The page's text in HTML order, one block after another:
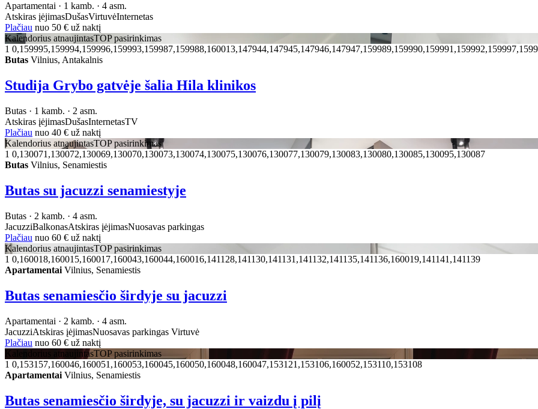
Apartamentai · 1 kamb. · 4 asm.
Atskiras įėjimasDušasVirtuvėInternetas
Plačiau nuo 50 € už naktį
Kalendorius atnaujintasTOP pasirinkimas
1
Butas Vilnius, Antakalnis
Studija Grybo gatvėje šalia Hila klinikos
Butas · 1 kamb. · 2 asm.
Atskiras įėjimasDušasInternetasTV
Plačiau nuo 40 € už naktį
Kalendorius atnaujintasTOP pasirinkimas
1 0,130071,130072,130069,130070,130073,130074,130075,130076,130077,130079,130083,130080,130085,130095,130087
Butas Vilnius, Senamiestis
Butas su jacuzzi senamiestyje
Butas · 2 kamb. · 4 asm.
JacuzziBalkonasAtskiras įėjimasNuosavas parkingas
Plačiau nuo 60 € už naktį
Kalendorius atnaujintasTOP pasirinkimas
1 0,160018,160015,160017,160043,160044,160016,141128,141130,141131,141132,141135,141136,160019,141141,141139
Apartamentai Vilnius, Senamiestis
Butas senamiesčio širdyje su jacuzzi
Apartamentai · 2 kamb. · 4 asm.
JacuzziAtskiras įėjimasNuosavas parkingas Virtuvė
Plačiau nuo 60 € už naktį
Kalendorius atnaujintasTOP pasirinkimas
1 0,153157,160046,160051,160053,160045,160050,160048,160047,153121,153106,160052,153110,153108
Apartamentai Vilnius, Senamiestis
Butas senamiesčio širdyje, su jacuzzi ir vaizdu į pilį